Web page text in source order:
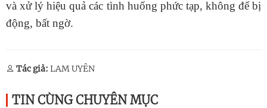
và xử lý hiệu quả các tình huống phức tạp, không để bị
động, bất ngờ.
Tác giả: LAM UYÊN
TIN CÙNG CHUYÊN MỤC